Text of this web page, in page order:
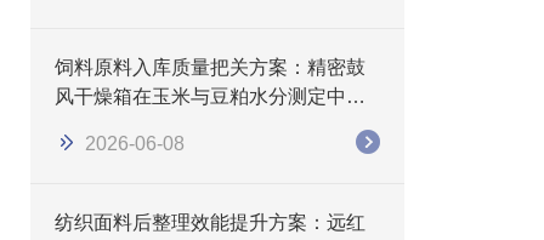
饲料原料入库质量把关方案：精密鼓
风干燥箱在玉米与豆粕水分测定中的
2026-06-08
纺织面料后整理效能提升方案：远红